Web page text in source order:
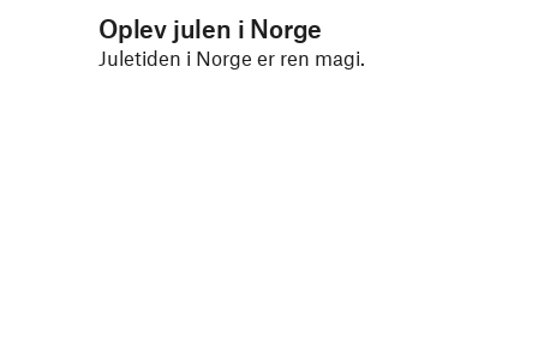
Oplev julen i Norge
Juletiden i Norge er ren magi.